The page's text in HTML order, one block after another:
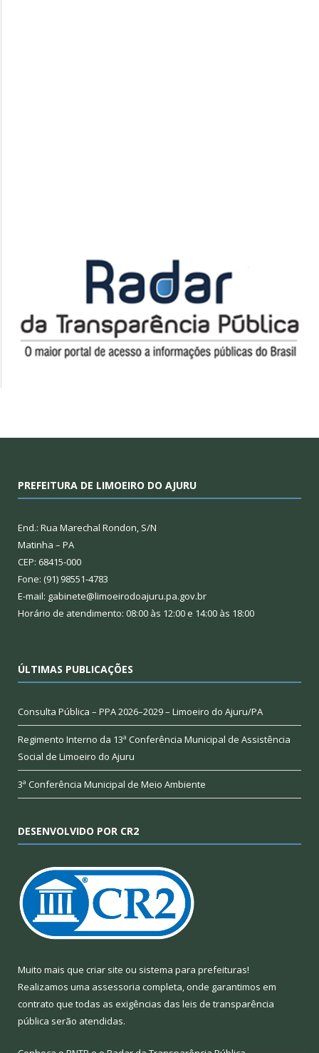
PREFEITURA DE LIMOEIRO DO AJURU
End.: Rua Marechal Rondon, S/N
Matinha – PA
CEP: 68415-000
Fone: (91) 98551-4783
E-mail: gabinete@limoeirodoajuru.pa.gov.br
Horário de atendimento: 08:00 às 12:00 e 14:00 às 18:00
ÚLTIMAS PUBLICAÇÕES
Consulta Pública – PPA 2026–2029 – Limoeiro do Ajuru/PA
Regimento Interno da 13ª Conferência Municipal de Assistência
Social de Limoeiro do Ajuru
3ª Conferência Municipal de Meio Ambiente
DESENVOLVIDO POR CR2
Muito mais que criar site ou sistema para prefeituras!
Realizamos uma assessoria completa, onde garantimos em
contrato que todas as exigências das leis de transparência
pública serão atendidas.